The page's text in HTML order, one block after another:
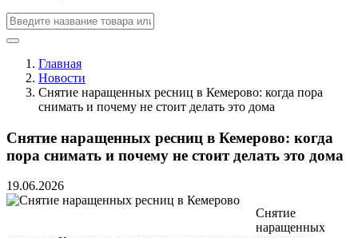
Главная
Новости
Снятие наращенных ресниц в Кемерово: когда пора
снимать и почему не стоит делать это дома
Снятие наращенных ресниц в Кемерово: когда
пора снимать и почему не стоит делать это дома
19.06.2026
Снятие
наращенных